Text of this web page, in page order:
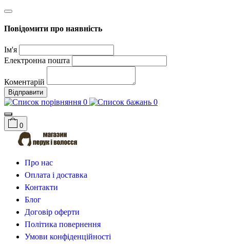
Повідомити про наявність
Ім'я
Електронна пошта
Коментарій
Відправити
0 0
0
Про нас
Оплата і доставка
Контакти
Блог
Договір оферти
Політика повернення
Умови конфіденційності